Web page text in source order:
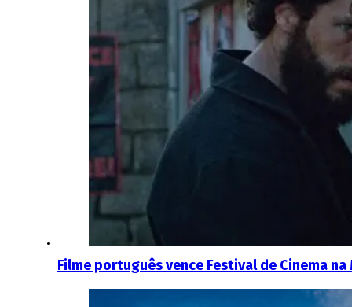
Filme português vence Festival de Cinema